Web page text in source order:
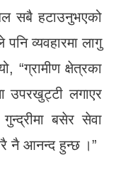
सबै हटाउनुभएको
व्यवहारमा लागु
“ग्रामीण क्षेत्रका
उपरखुट्टी लगाएर
बसेर सेवा
नै आनन्द हुन्छ ।”